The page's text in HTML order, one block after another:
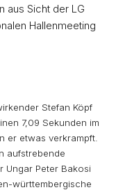
aus Sicht der LG
Hallenmeeting
Stefan Köpf
7,09 Sekunden im
er etwas verkrampft.
aufstrebende
Ungar Peter Bakosi
württembergische